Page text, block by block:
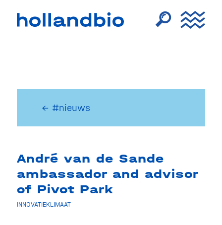
← #nieuws
André van de Sande
ambassador and advisor
of Pivot Park
INNOVATIEKLIMAAT